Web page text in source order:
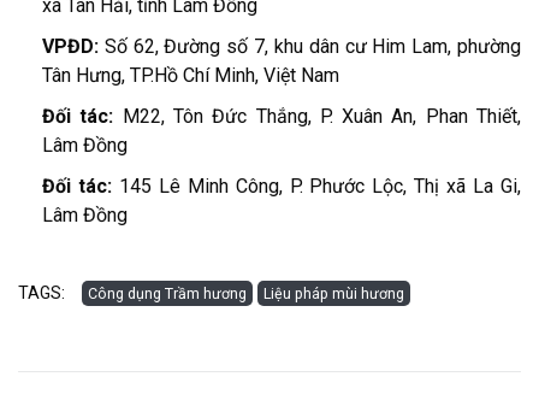
xã Tân Hải, tỉnh Lâm Đồng
VPĐD: Số 62, Đường số 7, khu dân cư Him Lam, phường
Tân Hưng, TP.Hồ Chí Minh, Việt Nam
Đối tác: M22, Tôn Đức Thắng, P. Xuân An, Phan Thiết,
Lâm Đồng
Đối tác: 145 Lê Minh Công, P. Phước Lộc, Thị xã La Gi,
Lâm Đồng
TAGS: Công dụng Trầm hương Liệu pháp mùi hương